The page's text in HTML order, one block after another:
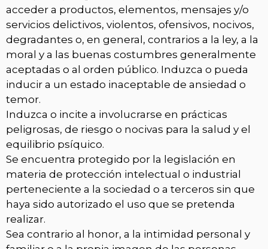
acceder a productos, elementos, mensajes y/o
servicios delictivos, violentos, ofensivos, nocivos,
degradantes o, en general, contrarios a la ley, a la
moral y a las buenas costumbres generalmente
aceptadas o al orden público. Induzca o pueda
inducir a un estado inaceptable de ansiedad o
temor.
Induzca o incite a involucrarse en prácticas
peligrosas, de riesgo o nocivas para la salud y el
equilibrio psíquico.
Se encuentra protegido por la legislación en
materia de protección intelectual o industrial
perteneciente a la sociedad o a terceros sin que
haya sido autorizado el uso que se pretenda
realizar.
Sea contrario al honor, a la intimidad personal y